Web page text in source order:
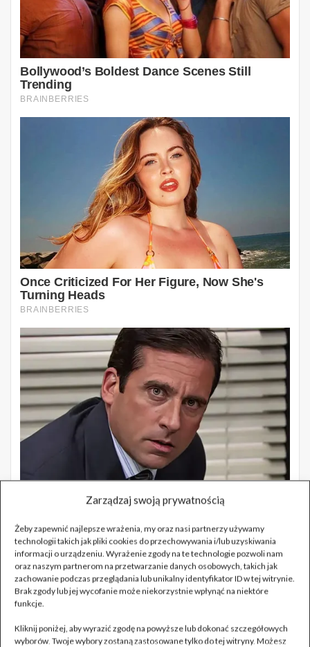
Zarządzaj swoją prywatnością
Żeby zapewnić najlepsze wrażenia, my oraz nasi partnerzy używamy
technologii takich jak pliki cookies do przechowywania i/lub uzyskiwania
informacji o urządzeniu. Wyrażenie zgody na te technologie pozwoli nam
oraz naszym partnerom na przetwarzanie danych osobowych, takich jak
zachowanie podczas przeglądania lub unikalny identyfikator ID w tej witrynie.
Brak zgody lub jej wycofanie może niekorzystnie wpłynąć na niektóre
funkcje.
Kliknij poniżej, aby wyrazić zgodę na powyższe lub dokonać szczegółowych
wyborów. Twoje wybory zostaną zastosowane tylko do tej witryny. Możesz